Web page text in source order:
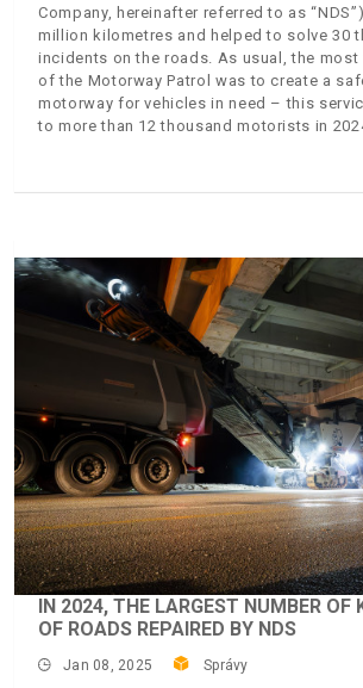
Company, hereinafter referred to as
million kilometres and helped to solve 30
incidents on the roads. As usual, the
of the Motorway Patrol was to create a
motorway for vehicles in need – this
to more than 12 thousand motorists in
IN 2024, THE LARGEST NUMBER OF
OF ROADS REPAIRED BY NDS
Jan 08, 2025 Správy